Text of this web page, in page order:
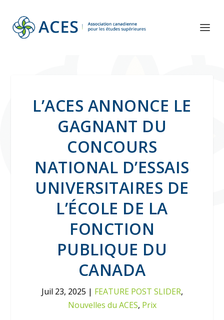
L’ACES ANNONCE LE
GAGNANT DU
CONCOURS
NATIONAL D’ESSAIS
UNIVERSITAIRES DE
L’ÉCOLE DE LA
FONCTION
PUBLIQUE DU
CANADA
Juil 23, 2025 | FEATURE POST SLIDER,
Nouvelles du ACES, Prix